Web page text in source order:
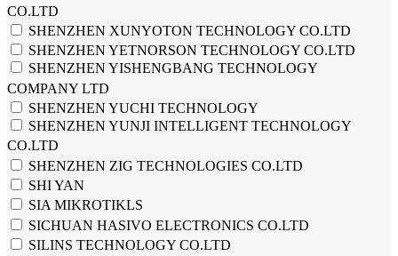
CO.LTD
SHENZHEN XUNYOTON TECHNOLOGY CO.LTD
SHENZHEN YETNORSON TECHNOLOGY CO.LTD
SHENZHEN YISHENGBANG TECHNOLOGY
COMPANY LTD
SHENZHEN YUCHI TECHNOLOGY
SHENZHEN YUNJI INTELLIGENT TECHNOLOGY
CO.LTD
SHENZHEN ZIG TECHNOLOGIES CO.LTD
SHI YAN
SIA MIKROTIKLS
SICHUAN HASIVO ELECTRONICS CO.LTD
SILINS TECHNOLOGY CO.LTD